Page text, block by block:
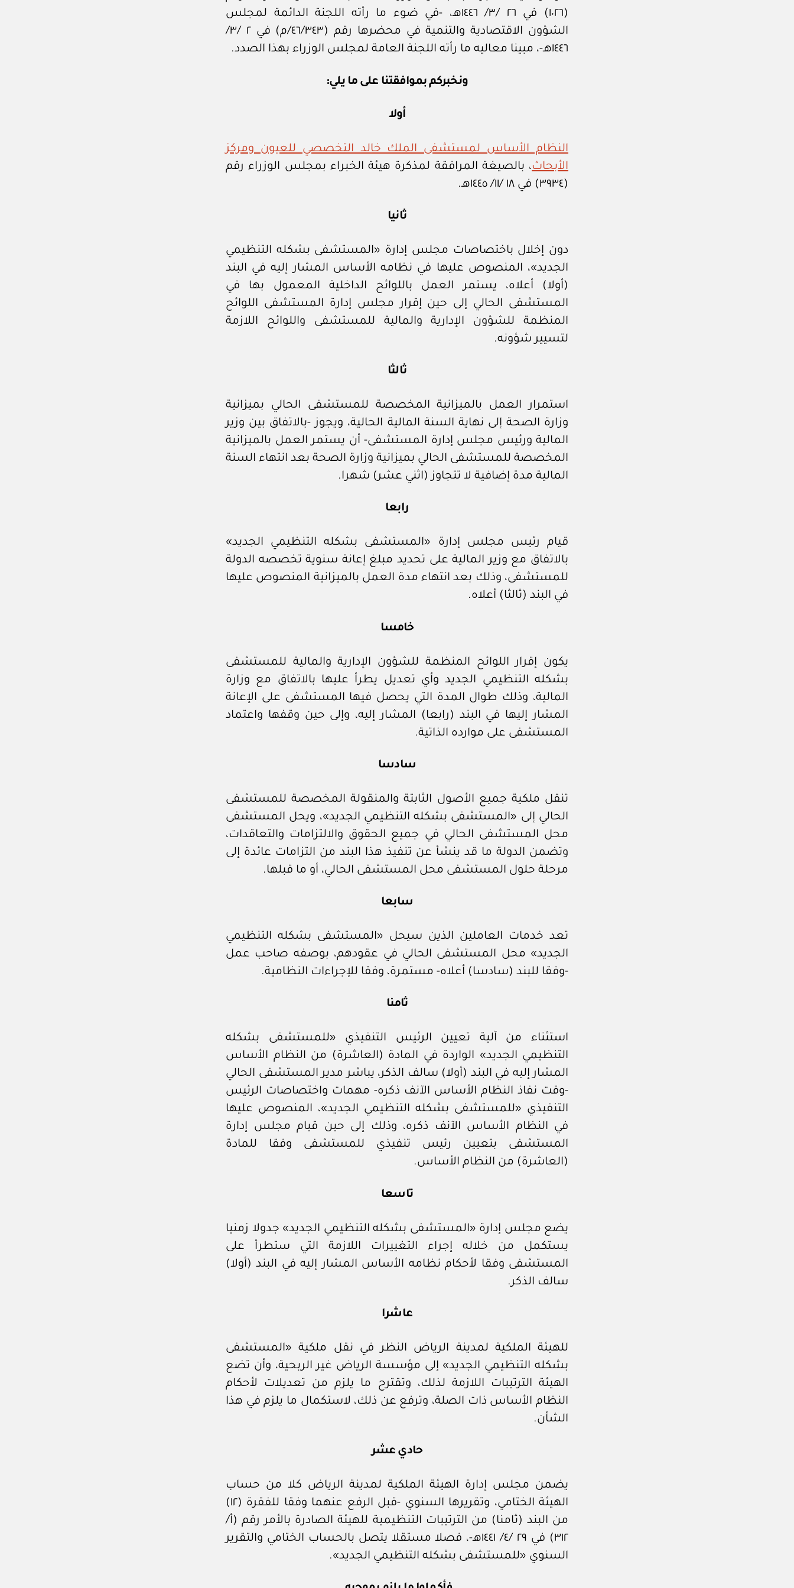
(١٠٢٦) في ٢٦ /٣/ ١٤٤٦هـ، -في ضوء ما رأته اللجنة الدائمة لمجلس
الشؤون الاقتصادية والتنمية في محضرها رقم (٤٦/٣٤٣/م) في ٢ /٣/
١٤٤٦هـ-، مبينا معاليه ما رأته اللجنة العامة لمجلس الوزراء بهذا الصدد.
ونخبركم بموافقتنا على ما يلي:
أولا
النظام الأساس لمستشفى الملك خالد التخصصي للعيون ومركز
الأبحاث، بالصيغة المرافقة لمذكرة هيئة الخبراء بمجلس الوزراء رقم
(٣٩٣٤) في ١٨ /١١/ ١٤٤٥هـ.
ثانيا
دون إخلال باختصاصات مجلس إدارة «المستشفى بشكله التنظيمي
الجديد»، المنصوص عليها في نظامه الأساس المشار إليه في البند
(أولا) أعلاه، يستمر العمل باللوائح الداخلية المعمول بها في
المستشفى الحالي إلى حين إقرار مجلس إدارة المستشفى اللوائح
المنظمة للشؤون الإدارية والمالية للمستشفى واللوائح اللازمة
لتسيير شؤونه.
ثالثا
استمرار العمل بالميزانية المخصصة للمستشفى الحالي بميزانية
وزارة الصحة إلى نهاية السنة المالية الحالية، ويجوز -بالاتفاق بين وزير
المالية ورئيس مجلس إدارة المستشفى- أن يستمر العمل بالميزانية
المخصصة للمستشفى الحالي بميزانية وزارة الصحة بعد انتهاء السنة
المالية مدة إضافية لا تتجاوز (اثني عشر) شهرا.
رابعا
قيام رئيس مجلس إدارة «المستشفى بشكله التنظيمي الجديد»
بالاتفاق مع وزير المالية على تحديد مبلغ إعانة سنوية تخصصه الدولة
للمستشفى، وذلك بعد انتهاء مدة العمل بالميزانية المنصوص عليها
في البند (ثالثا) أعلاه.
خامسا
يكون إقرار اللوائح المنظمة للشؤون الإدارية والمالية للمستشفى
بشكله التنظيمي الجديد وأي تعديل يطرأ عليها بالاتفاق مع وزارة
المالية، وذلك طوال المدة التي يحصل فيها المستشفى على الإعانة
المشار إليها في البند (رابعا) المشار إليه، وإلى حين وقفها واعتماد
المستشفى على موارده الذاتية.
سادسا
تنقل ملكية جميع الأصول الثابتة والمنقولة المخصصة للمستشفى
الحالي إلى «المستشفى بشكله التنظيمي الجديد»، ويحل المستشفى
محل المستشفى الحالي في جميع الحقوق والالتزامات والتعاقدات،
وتضمن الدولة ما قد ينشأ عن تنفيذ هذا البند من التزامات عائدة إلى
مرحلة حلول المستشفى محل المستشفى الحالي، أو ما قبلها.
سابعا
تعد خدمات العاملين الذين سيحل «المستشفى بشكله التنظيمي
الجديد» محل المستشفى الحالي في عقودهم، بوصفه صاحب عمل
-وفقا للبند (سادسا) أعلاه- مستمرة، وفقا للإجراءات النظامية.
ثامنا
استثناء من آلية تعيين الرئيس التنفيذي «للمستشفى بشكله
التنظيمي الجديد» الواردة في المادة (العاشرة) من النظام الأساس
المشار إليه في البند (أولا) سالف الذكر، يباشر مدير المستشفى الحالي
-وقت نفاذ النظام الأساس الآنف ذكره- مهمات واختصاصات الرئيس
التنفيذي «للمستشفى بشكله التنظيمي الجديد»، المنصوص عليها
في النظام الأساس الآنف ذكره، وذلك إلى حين قيام مجلس إدارة
المستشفى بتعيين رئيس تنفيذي للمستشفى وفقا للمادة
(العاشرة) من النظام الأساس.
تاسعا
يضع مجلس إدارة «المستشفى بشكله التنظيمي الجديد» جدولا زمنيا
يستكمل من خلاله إجراء التغييرات اللازمة التي ستطرأ على
المستشفى وفقا لأحكام نظامه الأساس المشار إليه في البند (أولا)
سالف الذكر.
عاشرا
للهيئة الملكية لمدينة الرياض النظر في نقل ملكية «المستشفى
بشكله التنظيمي الجديد» إلى مؤسسة الرياض غير الربحية، وأن تضع
الهيئة الترتيبات اللازمة لذلك، وتقترح ما يلزم من تعديلات لأحكام
النظام الأساس ذات الصلة، وترفع عن ذلك، لاستكمال ما يلزم في هذا
الشأن.
حادي عشر
يضمن مجلس إدارة الهيئة الملكية لمدينة الرياض كلا من حساب
الهيئة الختامي، وتقريرها السنوي -قبل الرفع عنهما وفقا للفقرة (١٢)
من البند (ثامنا) من الترتيبات التنظيمية للهيئة الصادرة بالأمر رقم (أ/
٣١٢) في ٢٩ /٤/ ١٤٤١هـ-، فصلا مستقلا يتصل بالحساب الختامي والتقرير
السنوي «للمستشفى بشكله التنظيمي الجديد».